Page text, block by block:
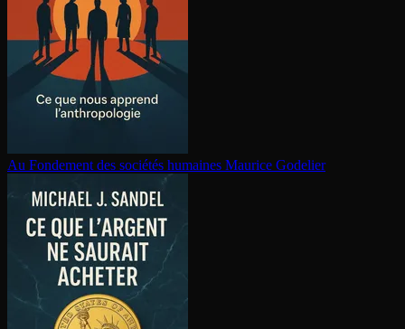
Au Fondement des sociétés humaines Maurice Godelier